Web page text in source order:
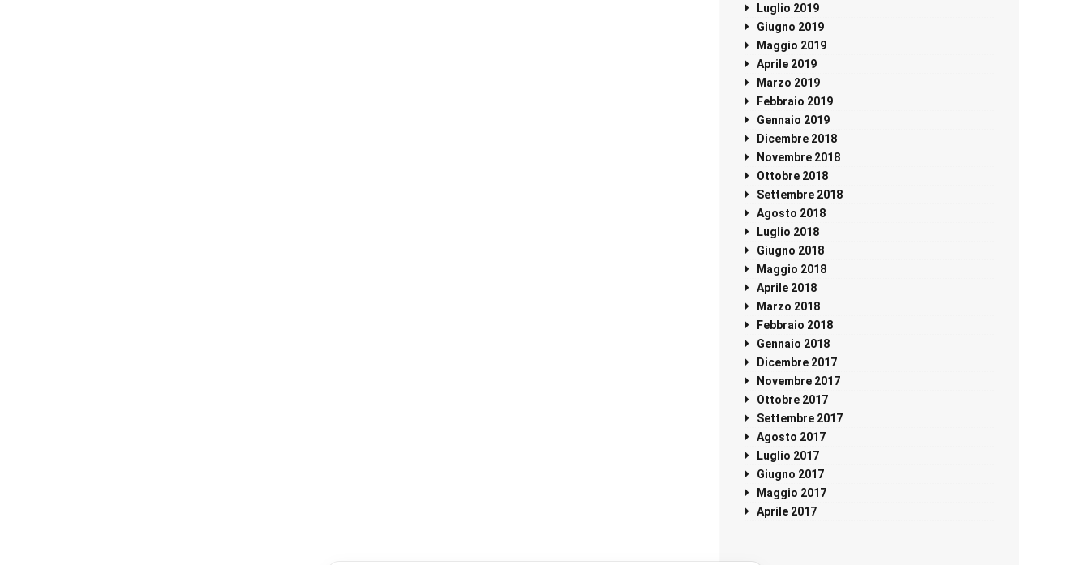
Luglio 2019
Giugno 2019
Maggio 2019
Aprile 2019
Marzo 2019
Febbraio 2019
Gennaio 2019
Dicembre 2018
Novembre 2018
Ottobre 2018
Settembre 2018
Agosto 2018
Luglio 2018
Giugno 2018
Maggio 2018
Aprile 2018
Marzo 2018
Febbraio 2018
Gennaio 2018
Dicembre 2017
Novembre 2017
Ottobre 2017
Settembre 2017
Agosto 2017
Luglio 2017
Giugno 2017
Maggio 2017
Aprile 2017